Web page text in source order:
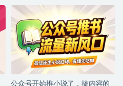
公众号开始推小说了，搞内容的